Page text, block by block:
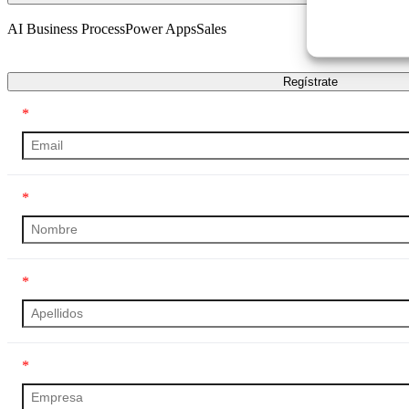
AI Business ProcessPower AppsSales
Regístrate
*
*
*
*